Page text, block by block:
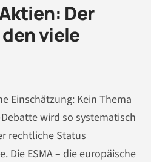
Der
viele
Einschätzung: Kein Thema
wird so systematisch
rechtliche Status
Die ESMA – die europäische